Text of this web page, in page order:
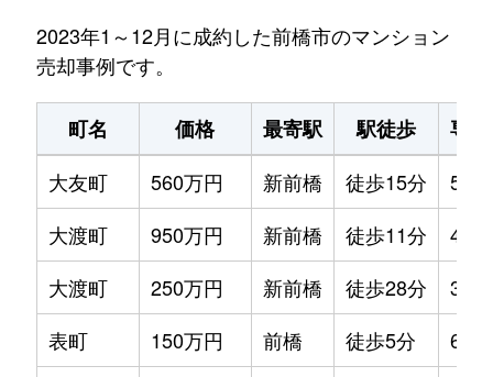
2023年1～12月に成約した前橋市のマンション
売却事例です。
町名 価格 最寄駅 駅徒歩
専
大友町
560万円 新前橋 徒歩15分
大渡町
950万円 新前橋 徒歩11分
大渡町
250万円 新前橋 徒歩28分
表町
150万円 前橋 徒歩5分